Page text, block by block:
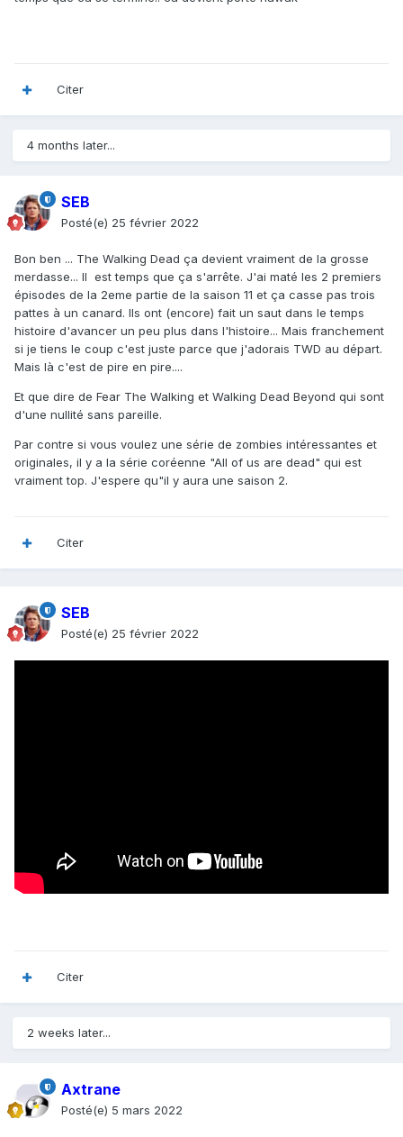
Citer
4 months later...
SEB
Posté(e) 25 février 2022
Bon ben ... The Walking Dead ça devient vraiment de la grosse
merdasse... Il est temps que ça s'arrête. J'ai maté les 2 premiers
épisodes de la 2eme partie de la saison 11 et ça casse pas trois
pattes à un canard. Ils ont (encore) fait un saut dans le temps
histoire d'avancer un peu plus dans l'histoire... Mais franchement
si je tiens le coup c'est juste parce que j'adorais TWD au départ.
Mais là c'est de pire en pire....
Et que dire de Fear The Walking et Walking Dead Beyond qui sont
d'une nullité sans pareille.
Par contre si vous voulez une série de zombies intéressantes et
originales, il y a la série coréenne "All of us are dead" qui est
vraiment top. J'espere qu"il y aura une saison 2.
Citer
SEB
Posté(e) 25 février 2022
Citer
2 weeks later...
Axtrane
Posté(e) 5 mars 2022